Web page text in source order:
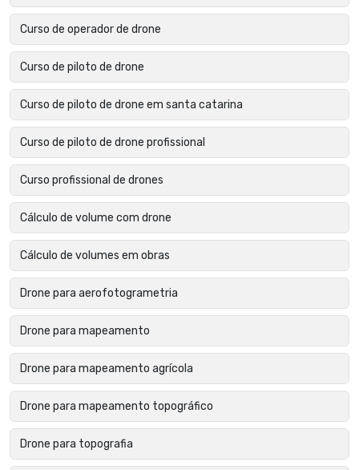
Curso de operador de drone
Curso de piloto de drone
Curso de piloto de drone em santa catarina
Curso de piloto de drone profissional
Curso profissional de drones
Cálculo de volume com drone
Cálculo de volumes em obras
Drone para aerofotogrametria
Drone para mapeamento
Drone para mapeamento agrícola
Drone para mapeamento topográfico
Drone para topografia